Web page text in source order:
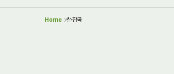
Home 쌀·잡곡